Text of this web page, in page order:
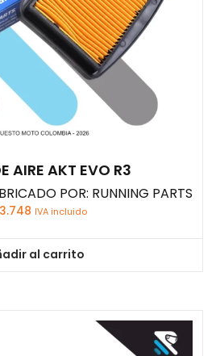
AIRE AKT EVO R3
POR: RUNNING PARTS
IVA incluido
al carrito